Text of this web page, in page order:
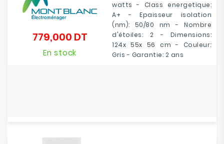
watts - Class energetique:
A+ - Epaisseur isolation
(nm): 50/80 nm - Nombre
d'étoiles: 2 - Dimensions:
124x 55x 56 cm - Couleur:
Gris - Garantie: 2 ans
779,000 DTPrix
En stock